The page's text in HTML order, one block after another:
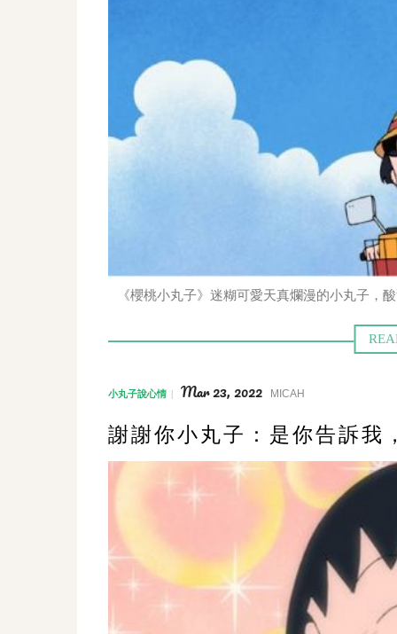
《櫻桃小丸子》迷糊可愛天真爛漫的小丸子，
小丸子說心情 Mar 23, 2022 MICAH
謝謝你小丸子：是你告訴我